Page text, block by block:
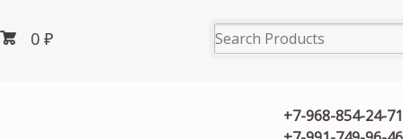
0₽
+7-968-854-24-71